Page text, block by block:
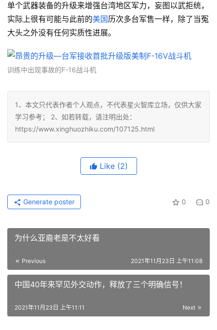
单个武器装备的升级来增强台湾地区军力，妄图以武拒统，
实际上很有可能与此前的美国历次多台军售一样，除了当冤
大头之外没有任何实质性进展。
训练中出现事故的F-16战斗机
1、本文只代表作者个人观点，不代表星火智库立场，仅供大家
学习参考； 2、如若转载，请注明出处：
https://www.xinghuozhiku.com/107125.html
Like (2)
0 0
Generate poster
为什么亚裔老是不太好看
Previous 2021年11月23日 上午11:08
中国40年来罕见外交动作，释放了三个明确信号！
Next
2021年11月23日 上午11:11